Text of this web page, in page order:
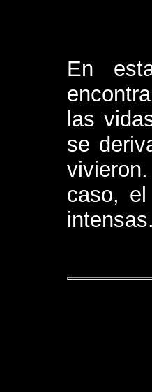
En
las
se
caso,
intensas.